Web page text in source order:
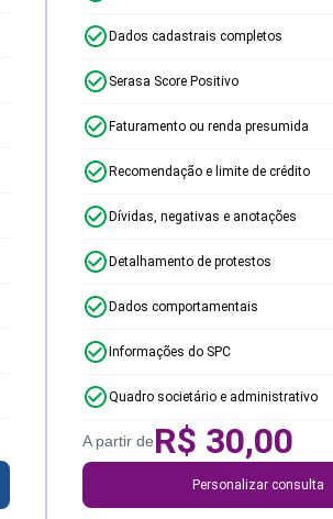
Dados cadastrais completos
Serasa Score Positivo
Faturamento ou renda presumida
Recomendação e limite de crédito
Dívidas, negativas e anotações
Detalhamento de protestos
Dados comportamentais
Informações do SPC
Quadro societário e administrativo
A partir deR$ 30,00
Personalizar consulta